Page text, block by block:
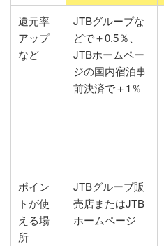
還元率
アップ
など
JTBグループな
どで＋0.5％、
JTBホームペー
ジの国内宿泊事
前決済で＋1％
ポイン
トが使
える場
所
JTBグループ販
売店またはJTB
ホームページ